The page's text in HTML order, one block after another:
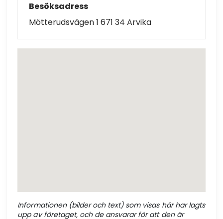
Besöksadress
Mötterudsvägen 1 671 34 Arvika
Informationen (bilder och text) som visas här har lagts
upp av företaget, och de ansvarar för att den är